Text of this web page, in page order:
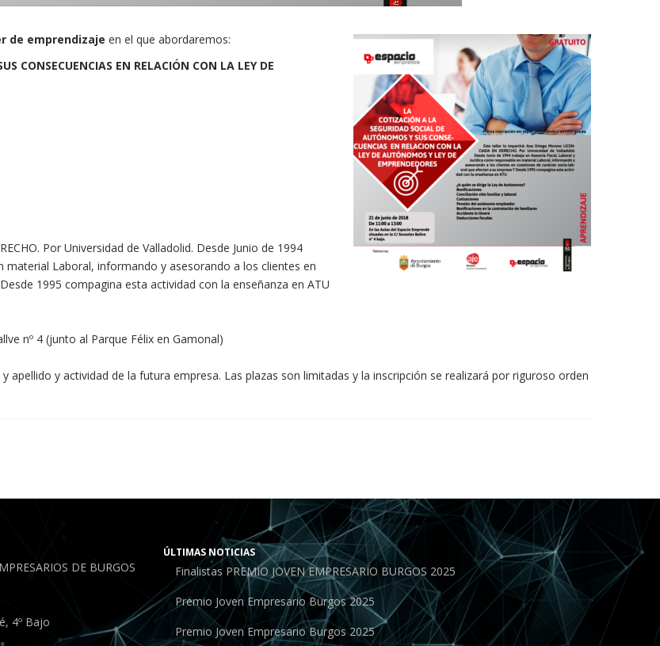
de emprendizaje en el que abordaremos:
CONSECUENCIAS EN RELACIÓN CON LA LEY DE
Por Universidad de Valladolid. Desde Junio de 1994
material Laboral, informando y asesorando a los clientes en
1995 compagina esta actividad con la enseñanza en ATU
nº 4 (junto al Parque Félix en Gamonal)
y actividad de la futura empresa. Las plazas son limitadas y la inscripción se realizará por riguroso orden
DE BURGOS
4º Bajo
ÚLTIMAS NOTICIAS
Finalistas PREMIO JOVEN EMPRESARIO BURGOS 2025
Premio Joven Empresario Burgos 2025
Premio Joven Empresario Burgos 2025